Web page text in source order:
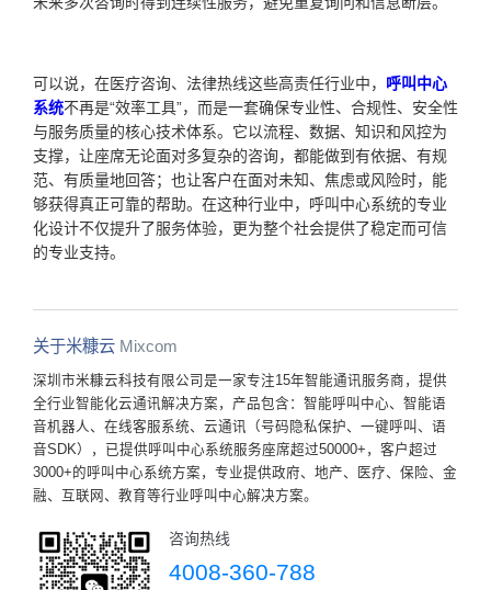
可以说，在医疗咨询、法律热线这些高责任行业中， 呼叫中心
系统不再是“效率工具”，而是一套确保专业性、合规性、安全性
与服务质量的核心技术体系。它以流程、数据、知识和风控为
支撑，让座席无论面对多复杂的咨询，都能做到有依据、有规
范、有质量地回答；也让客户在面对未知、焦虑或风险时，能
够获得真正可靠的帮助。在这种行业中，呼叫中心系统的专业
化设计不仅提升了服务体验，更为整个社会提供了稳定而可信
的专业支持。
关于米糠云 Mixcom
深圳市米糠云科技有限公司是一家专注15年智能通讯服务商，提供
全行业智能化云通讯解决方案，产品包含：智能呼叫中心、智能语
音机器人、在线客服系统、云通讯（号码隐私保护、一键呼叫、语
音SDK），已提供呼叫中心系统服务座席超过50000+，客户超过
3000+的呼叫中心系统方案，专业提供政府、地产、医疗、保险、金
融、互联网、教育等行业呼叫中心解决方案。
咨询热线
4008-360-788